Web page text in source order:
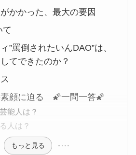
かかった、最大の要因
て
”罵倒されたいんDAO”は、
てできたのか？
素顔に迫る 🌠一問一答🌠
能人は？
る人は？
もっと見る